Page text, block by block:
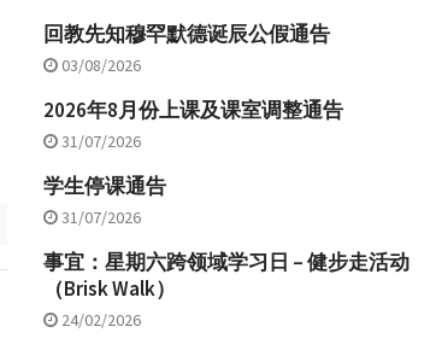
回教先知穆罕默德诞辰公假通告
03/08/2026
2026年8月份上课及课室调整通告
31/07/2026
学生停课通告
31/07/2026
事宜：星期六跨领域学习日 – 健步走活动
（Brisk Walk）
24/02/2026